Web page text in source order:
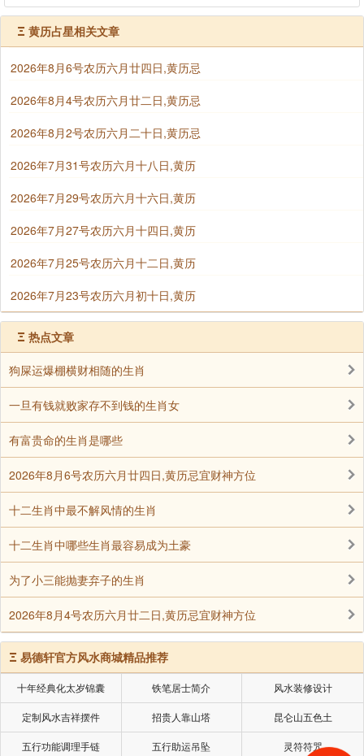
文定、过订、完聘、大定
纳畜：牧养、收买入家畜、家禽、宠物…等
纳婿：指男方入赘于女方为婿之意。同嫁娶
的(阳宅、动土)不同，须辨之
祈福：祈求神明降福或设醮还愿等事
启钻：指洗骨，俗谓拾金(捡骨)
起基：系指阳宅建筑开始动工。
求嗣：指向神明祈求后嗣(子孙)之意
求医：仅指求医治疗慢性痼疾或动手术
入殓：将尸体放入棺材之意
入宅：迁入新宅，即所谓新居落成典礼
塞穴：指补修破墙后，堵塞蚁穴鼠洞及其它洞穴
上梁：装上建筑物屋顶的大梁，西式建筑指屋顶之
灌浆(预拌混凝土)
竖柱：架马；架马俗称起工架马，指建筑场所之鹰
Ξ 黄历占星相关文章
2026年8月6号农历六月廿四日,黄历忌
2026年8月4号农历六月廿二日,黄历忌
2026年8月2号农历六月二十日,黄历忌
2026年7月31号农历六月十八日,黄历
2026年7月29号农历六月十六日,黄历
2026年7月27号农历六月十四日,黄历
2026年7月25号农历六月十二日,黄历
2026年7月23号农历六月初十日,黄历
Ξ 热点文章
狗屎运爆棚横财相随的生肖
一旦有钱就败家存不到钱的生肖女
有富贵命的生肖是哪些
2026年8月6号农历六月廿四日,黄历忌宜财神方位
十二生肖中最不解风情的生肖
十二生肖中哪些生肖最容易成为土豪
为了小三能抛妻弃子的生肖
2026年8月4号农历六月廿二日,黄历忌宜财神方位
Ξ 易德轩官方风水商城精品推荐
十年经典化太岁锦囊 铁笔居士简介 风水装修设计
定制风水吉祥摆件 招贵人靠山塔 昆仑山五色土
五行功能调理手链 五行助运吊坠 灵符符咒